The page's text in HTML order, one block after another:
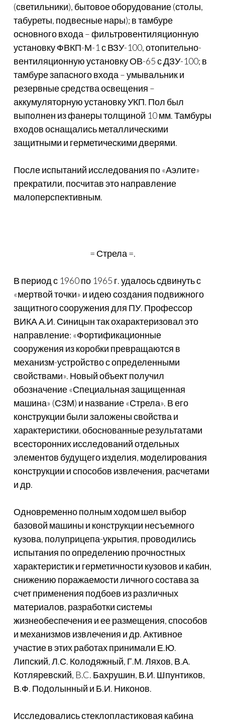
(светильники), бытовое оборудование (столы,
табуреты, подвесные нары); в тамбуре
основного входа – фильтровентиляционную
установку ФВКП-М-1 с ВЗУ-100, отопительно-
вентиляционную установку ОВ-65 с ДЗУ-100; в
тамбуре запасного входа – умывальник и
резервные средства освещения –
аккумуляторную установку УКП. Пол был
выполнен из фанеры толщиной 10 мм. Тамбуры
входов оснащались металлическими
защитными и герметическими дверями.
После испытаний исследования по «Аэлите»
прекратили, посчитав это направление
малоперспективным.
= Стрела =.
В период с 1960 по 1965 г. удалось сдвинуть с
«мертвой точки» и идею создания подвижного
защитного сооружения для ПУ. Профессор
ВИКА А.И. Синицын так охарактеризовал это
направление: «Фортификационные
сооружения из коробки превращаются в
механизм-устройство с определенными
свойствами». Новый объект получил
обозначение «Специальная защищенная
машина» (СЗМ) и название «Стрела». В его
конструкции были заложены свойства и
характеристики, обоснованные результатами
всесторонних исследований отдельных
элементов будущего изделия, моделирования
конструкции и способов извлечения, расчетами
и др.
Одновременно полным ходом шел выбор
базовой машины и конструкции несъемного
кузова, полуприцепа-укрытия, проводились
испытания по определению прочностных
характеристик и герметичности кузовов и кабин,
снижению поражаемости личного состава за
счет применения подбоев из различных
материалов, разработки системы
жизнеобеспечения и ее размещения, способов
и механизмов извлечения и др. Активное
участие в этих работах принимали Е.Ю.
Липский, Л.С. Колодяжный, Г.М. Ляхов, В.А.
Котляревский, B.C. Бахрушин, В.И. Шпунтиков,
В.Ф. Подолынный и Б.И. Никонов.
Исследовались стеклопластиковая кабина